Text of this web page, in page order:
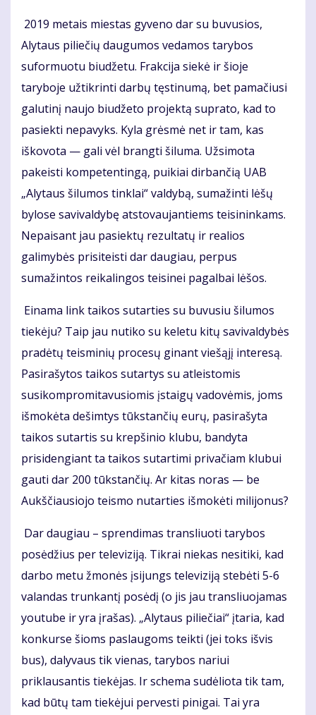
2019 metais miestas gyveno dar su buvusios,
Alytaus piliečių daugumos vedamos tarybos
suformuotu biudžetu. Frakcija siekė ir šioje
taryboje užtikrinti darbų tęstinumą, bet pamačiusi
galutinį naujo biudžeto projektą suprato, kad to
pasiekti nepavyks. Kyla grėsmė net ir tam, kas
iškovota — gali vėl brangti šiluma. Užsimota
pakeisti kompetentingą, puikiai dirbančią UAB
„Alytaus šilumos tinklai“ valdybą, sumažinti lėšų
bylose savivaldybę atstovaujantiems teisininkams.
Nepaisant jau pasiektų rezultatų ir realios
galimybės prisiteisti dar daugiau, perpus
sumažintos reikalingos teisinei pagalbai lėšos.
Einama link taikos sutarties su buvusiu šilumos
tiekėju? Taip jau nutiko su keletu kitų savivaldybės
pradėtų teisminių procesų ginant viešąjį interesą.
Pasirašytos taikos sutartys su atleistomis
susikompromitavusiomis įstaigų vadovėmis, joms
išmokėta dešimtys tūkstančių eurų, pasirašyta
taikos sutartis su krepšinio klubu, bandyta
prisidengiant ta taikos sutartimi privačiam klubui
gauti dar 200 tūkstančių. Ar kitas noras — be
Aukščiausiojo teismo nutarties išmokėti milijonus?
Dar daugiau – sprendimas transliuoti tarybos
posėdžius per televiziją. Tikrai niekas nesitiki, kad
darbo metu žmonės įsijungs televiziją stebėti 5-6
valandas trunkantį posėdį (o jis jau transliuojamas
youtube ir yra įrašas). „Alytaus piliečiai“ įtaria, kad
konkurse šioms paslaugoms teikti (jei toks išvis
bus), dalyvaus tik vienas, tarybos nariui
priklausantis tiekėjas. Ir schema sudėliota tik tam,
kad būtų tam tiekėjui pervesti pinigai. Tai yra